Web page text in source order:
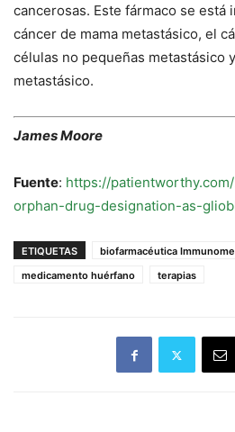
cancerosas. Este fármaco se está
cáncer de mama metastásico, el
células no pequeñas metastásico
metastásico.
James Moore
Fuente: https://
orphan-drug-designation-as-
ETIQUETAS biofarmacéutica
medicamento huérfano
terapias